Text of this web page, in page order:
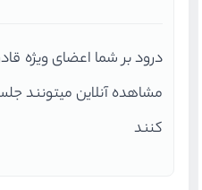
درود بر شما اعضای ویژه
مشاهده آنلاین میتونند
کنند